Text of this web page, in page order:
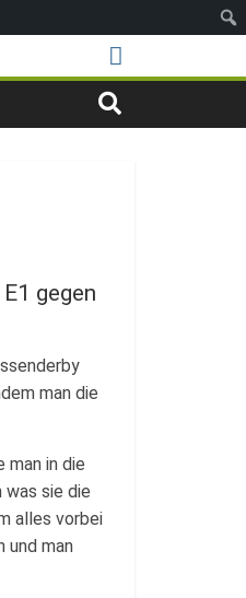
gegen
man die
man in die
was sie die
alles vorbei
und man